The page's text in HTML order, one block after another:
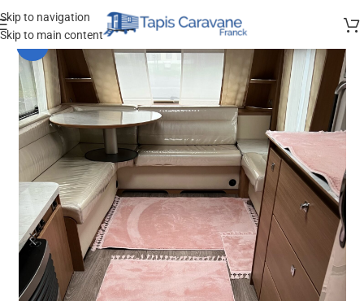
Skip to navigation
Skip to main content